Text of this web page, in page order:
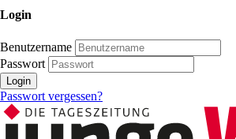
Login
Benutzername
Passwort
Login
Passwort vergessen?